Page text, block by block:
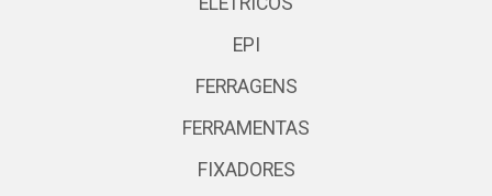
EPI
FERRAGENS
FERRAMENTAS
FIXADORES